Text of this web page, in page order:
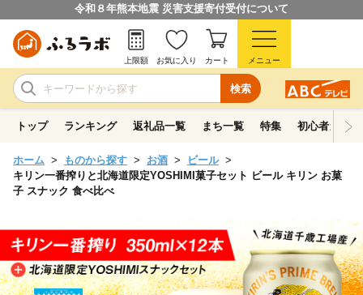
令和８年熊本地震 災害支援寄付受付について
検索
上限額 お気に入り カート メニュー
トップ ランキング 返礼品一覧 まち一覧 特集 初心者ガイド
ホーム ものから探す お酒
ビール
キリン一番搾りと北海道限定YOSHIMI菓子セット ビール キリン お菓
子 スナック 食べ比べ